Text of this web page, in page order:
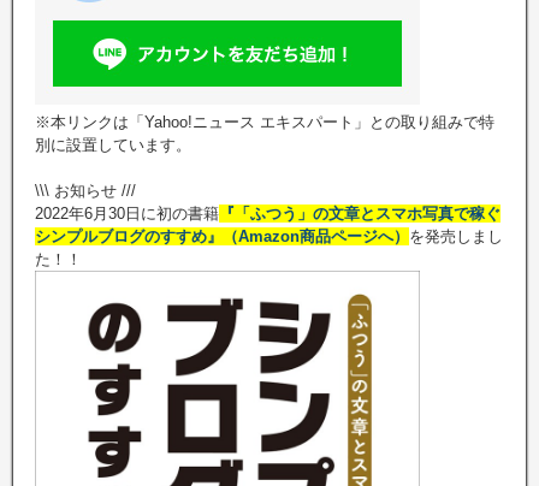
※本リンクは「Yahoo!ニュース エキスパート」との取り組みで特
別に設置しています。
\\\ お知らせ ///
2022年6月30日に初の書籍 『「ふつう」の文章とスマホ写真で稼ぐ
シンプルブログのすすめ』（Amazon商品ページへ） を発売しまし
た！！